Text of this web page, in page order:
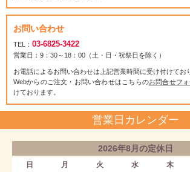
お問い合わせ
TEL： 03-6825-3422
営業日：9：30～18：00（土・日・祝祭日を除く）
お電話によるお問い合わせは上記営業時間に受け付けてお
Webからのご注文・お問い合わせはこちらのお問合せフォ
けております。
営業日カレンダー
2026年8月の定休日
日 月 火 水 木